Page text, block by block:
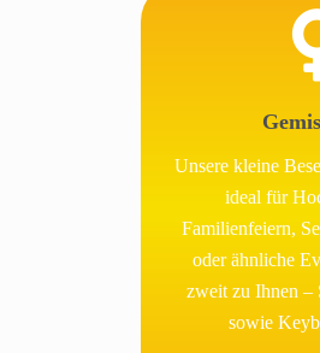
Unsere kleine
ideal für
Familienfeiern,
oder ähnliche
zweit zu Ihnen –
sowie